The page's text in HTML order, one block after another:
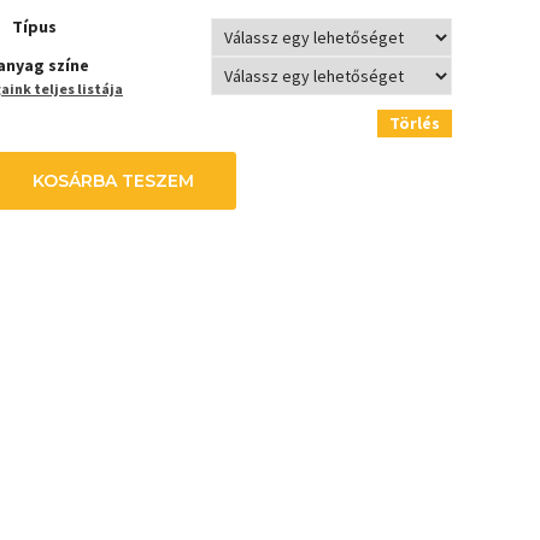
Típus
színe
teljes listája
Törlés
KOSÁRBA TESZEM